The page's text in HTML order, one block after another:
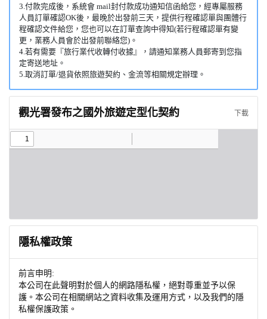
3.付款完成後，系統會 mail封付款成功通知信函給您，經專屬服務
人員訂單確認OK後，最晚於出發前三天，提供行程確認單與團體行
程確認文件給您，您也可以在訂單查詢中得知(若行程確認單有變
更，業務人員會於出發前聯絡您)。
4.若有需要『旅行業代收轉付收據』，請通知業務人員郵寄到您指
定寄送地址。
5.取消訂單/退貨依照旅遊契約、金流等相關規定辦理。
觀光署發布之國外旅遊定型化契約 下載
隱私權政策
前言申明:
本公司在此聲明對於個人的網路隱私權，絕對尊重並予以保
護。本公司在相關網站之資料收集及運用方式，以及我們的隱
私權保護政策。